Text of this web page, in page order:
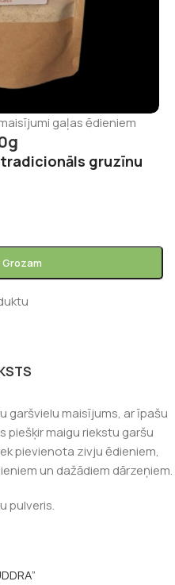
gaļas ēdieniem
gruzīnu
garšvielu maisījums, ar īpašu
piešķir maigu riekstu garšu
pievienota zivju ēdieniem,
un dažādiem dārzeņiem.
pulveris.